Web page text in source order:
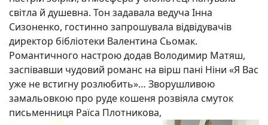
світла й душевна. Тон задавала ведуча Інна
Сизоненко, гостинно запрошувала відвідувачів
директор бібліотеки Валентина Сьомак.
Романтичного настрою додав Володимир Матяш,
заспівавши чудовий романс на вірш пані Ніни «Я Вас
уже не встигну розлюбить»… Зворушливою
замальовкою про руде кошеня розвіяла смуток
письменниця Раїса Плотникова,